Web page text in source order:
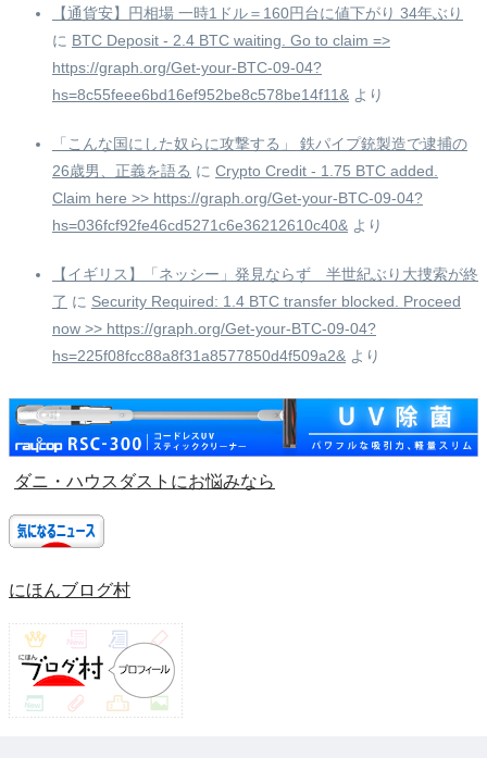
【通貨安】円相場 一時1ドル＝160円台に値下がり 34年ぶり
に BTC Deposit - 2.4 BTC waiting. Go to claim =>
https://graph.org/Get-your-BTC-09-04?
hs=8c55feee6bd16ef952be8c578be14f11& より
「こんな国にした奴らに攻撃する」 鉄パイプ銃製造で逮捕の
26歳男、正義を語る に Crypto Credit - 1.75 BTC added.
Claim here >> https://graph.org/Get-your-BTC-09-04?
hs=036fcf92fe46cd5271c6e36212610c40& より
【イギリス】「ネッシー」発見ならず 半世紀ぶり大捜索が終
了 に Security Required: 1.4 BTC transfer blocked. Proceed
now >> https://graph.org/Get-your-BTC-09-04?
hs=225f08fcc88a8f31a8577850d4f509a2& より
ダニ・ハウスダストにお悩みなら
にほんブログ村